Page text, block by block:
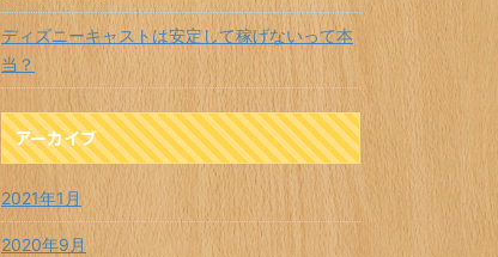
ディズニーキャストは安定して稼げないって本
当？
アーカイブ
2021年1月
2020年9月